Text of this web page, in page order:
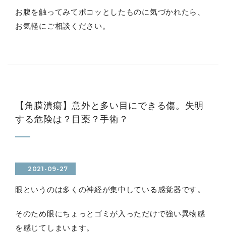
お腹を触ってみてポコッとしたものに気づかれたら、
お気軽にご相談ください。
【角膜潰瘍】意外と多い目にできる傷。失明
する危険は？目薬？手術？
2021-09-27
眼というのは多くの神経が集中している感覚器です。
そのため眼にちょっとゴミが入っただけで強い異物感
を感じてしまいます。